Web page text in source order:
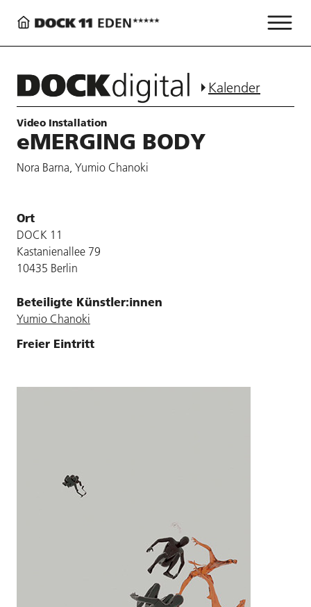
Kalender
Video Installation
eMERGING BODY
Nora Barna, Yumio Chanoki
Ort
DOCK 11
Kastanienallee 79
10435 Berlin
Beteiligte Künstler:innen
Yumio Chanoki
Freier Eintritt